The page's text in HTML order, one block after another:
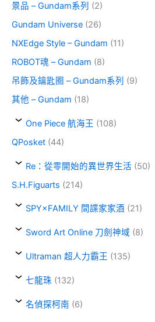
景品 – Gundam系列 (2)
Gundam Universe (26)
NXEdge Style – Gundam (11)
ROBOT魂 – Gundam (8)
吊飾及鑰匙圈 – Gundam系列 (9)
其他 – Gundam (18)
One Piece 航海王 (108)
QPosket (44)
Re：從零開始的異世界生活 (50)
S.H.Figuarts (214)
SPY×FAMILY 間諜家家酒 (21)
Sword Art Online 刀劍神域 (8)
Ultraman 超人力霸王 (135)
七龍珠 (132)
名偵探柯南 (6)